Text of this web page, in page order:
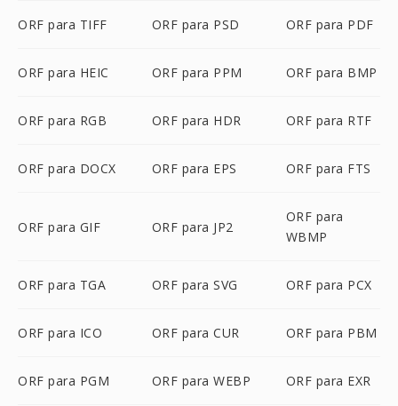
ORF para TIFF ORF para PSD ORF para PDF
ORF para HEIC ORF para PPM ORF para BMP
ORF para RGB ORF para HDR ORF para RTF
ORF para DOCX ORF para EPS ORF para FTS
ORF para GIF ORF para JP2
ORF para
WBMP
ORF para TGA ORF para SVG ORF para PCX
ORF para ICO ORF para CUR ORF para PBM
ORF para PGM ORF para WEBP ORF para EXR